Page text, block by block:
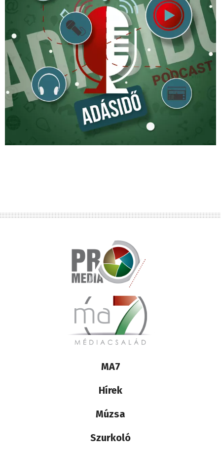
Lábléc
médiacsalád
MA7
Hírek
Múzsa
Szurkoló